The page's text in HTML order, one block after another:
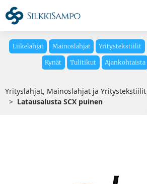
Liikelahjat Mainoslahjat Yritystekstiilit
Kynät Tulitikut Ajankohtaista
Yrityslahjat, Mainoslahjat ja Yritystekstiilit
Latausalusta SCX puinen